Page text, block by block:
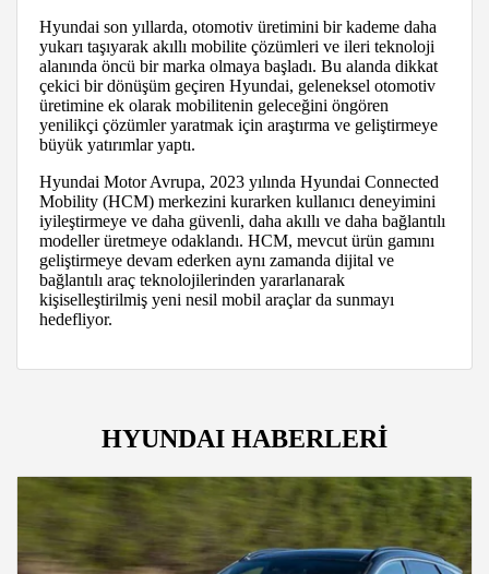
Hyundai son yıllarda, otomotiv üretimini bir kademe daha
yukarı taşıyarak akıllı mobilite çözümleri ve ileri teknoloji
alanında öncü bir marka olmaya başladı. Bu alanda dikkat
çekici bir dönüşüm geçiren Hyundai, geleneksel otomotiv
üretimine ek olarak mobilitenin geleceğini öngören
yenilikçi çözümler yaratmak için araştırma ve geliştirmeye
büyük yatırımlar yaptı.
Hyundai Motor Avrupa, 2023 yılında Hyundai Connected
Mobility (HCM) merkezini kurarken kullanıcı deneyimini
iyileştirmeye ve daha güvenli, daha akıllı ve daha bağlantılı
modeller üretmeye odaklandı. HCM, mevcut ürün gamını
geliştirmeye devam ederken aynı zamanda dijital ve
bağlantılı araç teknolojilerinden yararlanarak
kişiselleştirilmiş yeni nesil mobil araçlar da sunmayı
hedefliyor.
HYUNDAI HABERLERİ